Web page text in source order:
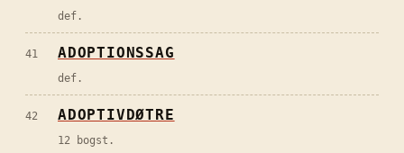
def.
41 ADOPTIONSSAG
def.
42 ADOPTIVDØTRE
12 bogst.